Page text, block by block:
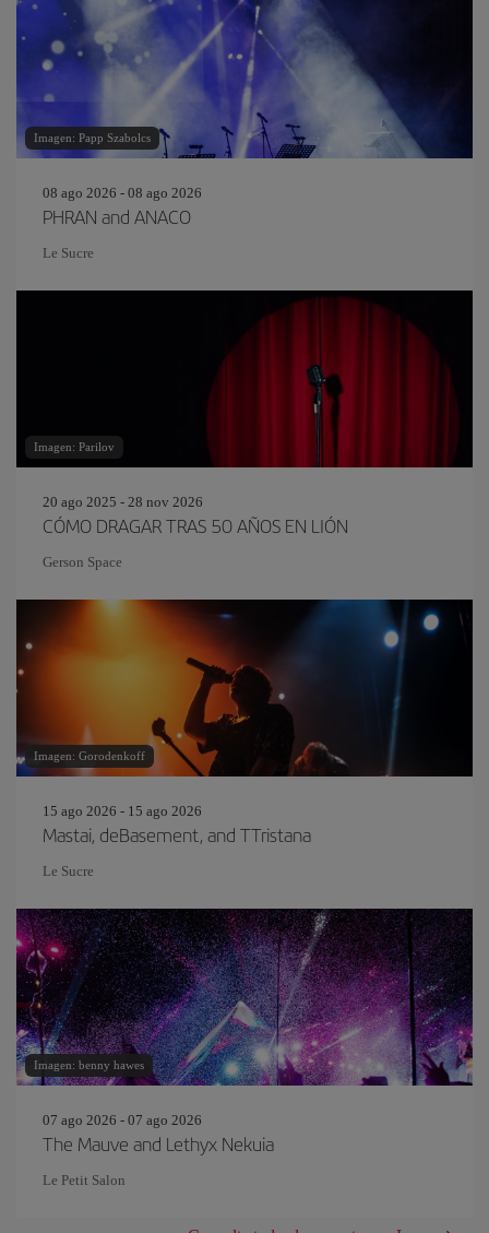
Imagen: Papp Szabolcs
08 ago 2026 - 08 ago 2026
PHRAN and ANACO
Le Sucre
Imagen: Parilov
20 ago 2025 - 28 nov 2026
CÓMO DRAGAR TRAS 50 AÑOS EN LIÓN
Gerson Space
Imagen: Gorodenkoff
15 ago 2026 - 15 ago 2026
Mastai, deBasement, and TTristana
Le Sucre
Imagen: benny hawes
07 ago 2026 - 07 ago 2026
The Mauve and Lethyx Nekuia
Le Petit Salon